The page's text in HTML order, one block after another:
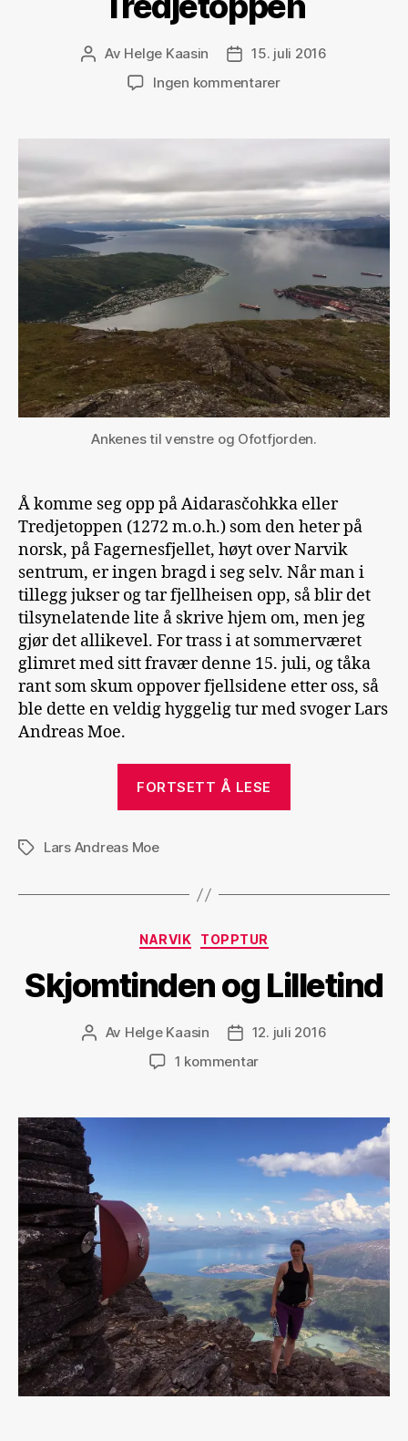
Innleggsforfatter
Av Helge Kaasin Publiseringsdato
15. juli 2016
Ingen kommentarertil
Ankenes til venstre og Ofotfjorden.
Å komme seg opp på Aidarasčohkka eller
Tredjetoppen (1272 m.o.h.) som den heter på
norsk, på Fagernesfjellet, høyt over Narvik
sentrum, er ingen bragd i seg selv. Når man i
tillegg jukser og tar fjellheisen opp, så blir det
tilsynelatende lite å skrive hjem om, men jeg
gjør det allikevel. For trass i at sommerværet
glimret med sitt fravær denne 15. juli, og tåka
rant som skum oppover fjellsidene etter oss, så
ble dette en veldig hyggelig tur med svoger Lars
Andreas Moe.
FORTSETT Å LESE
StikkordLars Andreas Moe
Kategorier
NARVIK TOPPTUR
Skjomtinden og Lilletind
Innleggsforfatter
Av Helge Kaasin Publiseringsdato
12. juli 2016
1 kommentartil
Lilletind